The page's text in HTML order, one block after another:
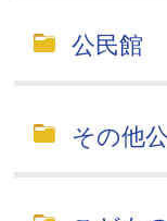
公民館
その他